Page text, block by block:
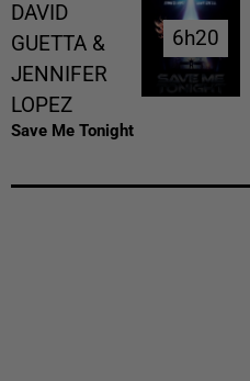
DAVID
GUETTA &
JENNIFER
LOPEZ
Save Me Tonight
6h20
6h20